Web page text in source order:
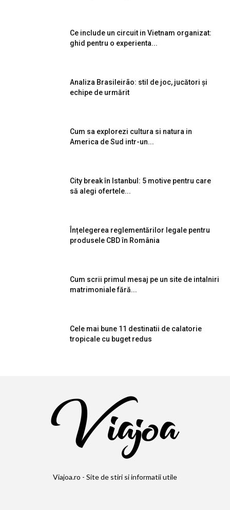
Ce include un circuit in Vietnam organizat:
ghid pentru o experienta...
Analiza Brasileirão: stil de joc, jucători și
echipe de urmărit
Cum sa explorezi cultura si natura in
America de Sud intr-un...
City break în Istanbul: 5 motive pentru care
să alegi ofertele...
Înțelegerea reglementărilor legale pentru
produsele CBD în România
Cum scrii primul mesaj pe un site de intalniri
matrimoniale fără...
Cele mai bune 11 destinatii de calatorie
tropicale cu buget redus
Viajoa.ro - Site de stiri si informatii utile